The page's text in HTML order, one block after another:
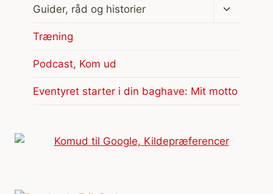
Guider, råd og historier
Skift
Træning
Podcast, Kom ud
Eventyret starter i din baghave: Mit motto